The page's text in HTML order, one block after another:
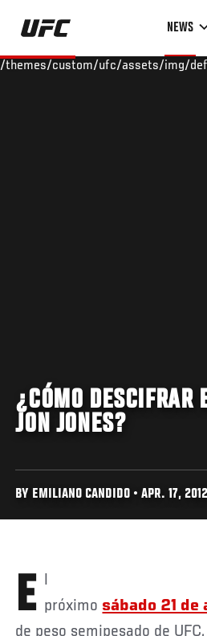
Skip
main
NEWS
/themes/custom/ufc/assets/img/
¿CÓMO DESCIFRAR
JON JONES?
BY EMILIANO CANDIDO • APR. 17, 2012
El
próximo sábado 21 de
de peso semipesado de